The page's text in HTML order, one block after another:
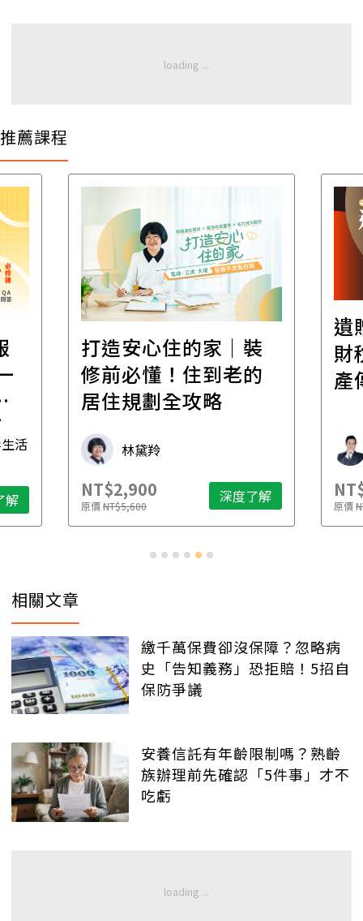
推薦課程
活
解
打造安心住的家｜裝
修前必懂！住到老的
居住規劃全攻略
林黛羚
NT$2,900
原價NT$5,600 深度了解
遺
財
產
原價
相關文章
繳千萬保費卻沒保障？忽略病
史「告知義務」恐拒賠！5招自
保防爭議
安養信託有年齡限制嗎？熟齡
族辦理前先確認「5件事」才不
吃虧